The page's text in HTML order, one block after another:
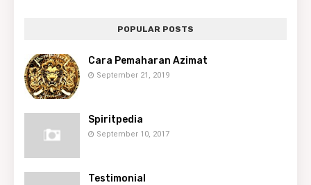
POPULAR POSTS
Cara Pemaharan Azimat
September 21, 2019
Spiritpedia
September 10, 2017
Testimonial